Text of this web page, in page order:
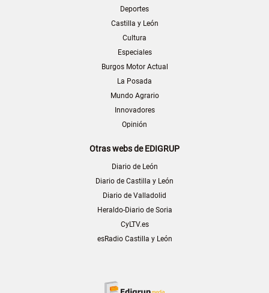
Deportes
Castilla y León
Cultura
Especiales
Burgos Motor Actual
La Posada
Mundo Agrario
Innovadores
Opinión
Otras webs de EDIGRUP
Diario de León
Diario de Castilla y León
Diario de Valladolid
Heraldo-Diario de Soria
CyLTV.es
esRadio Castilla y León